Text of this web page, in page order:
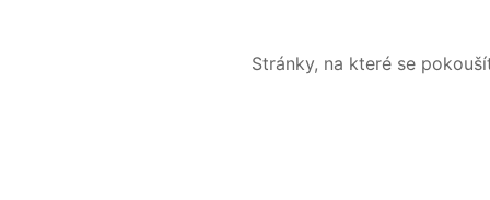
Stránky, na které se